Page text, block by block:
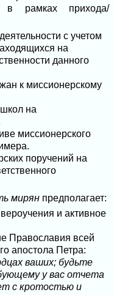
в рамках прихода/
с учетом
на
данного
к миссионерскому
на
миссионерского
поручений на
мирян предполагает:
и активное
Православия всей
апостола Петра:
ваших; будьте
у вас отчета
с кротостью и